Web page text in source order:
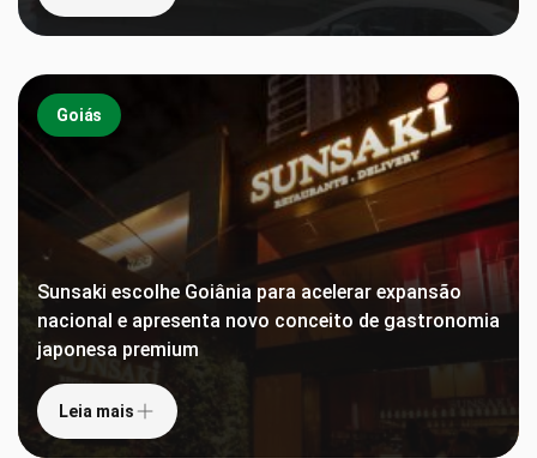
Goiás
Sunsaki escolhe Goiânia para acelerar expansão
nacional e apresenta novo conceito de gastronomia
japonesa premium
Leia mais